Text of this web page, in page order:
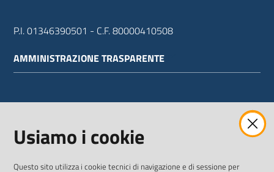
P.I. 01346390501 - C.F. 80000410508
AMMINISTRAZIONE TRASPARENTE
Usiamo i cookie
Questo sito utilizza i cookie tecnici di navigazione e di sessione per